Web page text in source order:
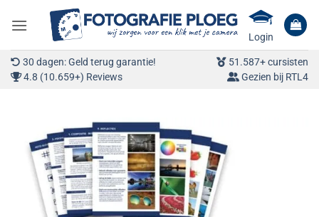
naar
Login
30 dagen: Geld terug garantie!
51.587+ cursisten
4.8 (10.659+) Reviews
Gezien bij RTL4